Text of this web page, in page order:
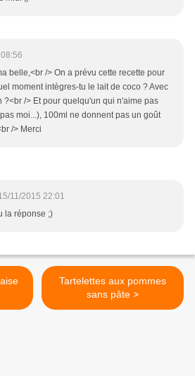
belle,<br /> On a prévu cette recette pour
moment intègres-tu le lait de coco ? Avec
?<br /> Et pour quelqu'un qui n'aime pas
moi...), 100ml ne donnent pas un goût
/> Merci
11/2015 22:01
la réponse ;)
Tartelettes aux pommes
sans pâte >